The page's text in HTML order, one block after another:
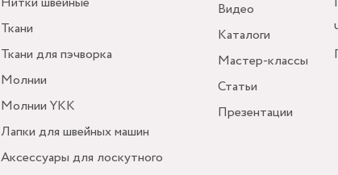
Ткани
Ткани для пэчворка
Молнии
Молнии YKK
Лапки для швейных машин
Аксессуары для лоскутного
Видео
Каталоги
Мастер-классы
Статьи
Презентации